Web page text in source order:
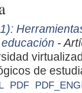
-
de
PDF